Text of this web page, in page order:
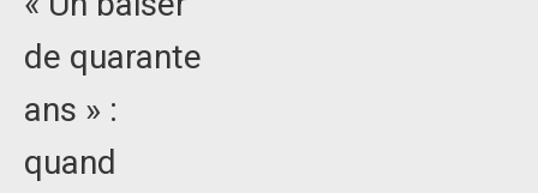
de quarante
ans » :
quand